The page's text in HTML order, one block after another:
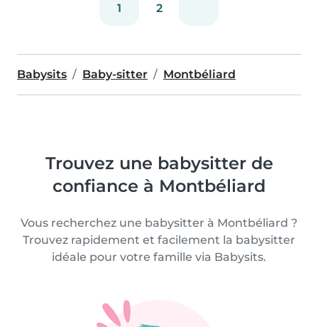
1 2
Babysits Baby-sitter Montbéliard
Trouvez une babysitter de
confiance à Montbéliard
Vous recherchez une babysitter à Montbéliard ?
Trouvez rapidement et facilement la babysitter
idéale pour votre famille via Babysits.